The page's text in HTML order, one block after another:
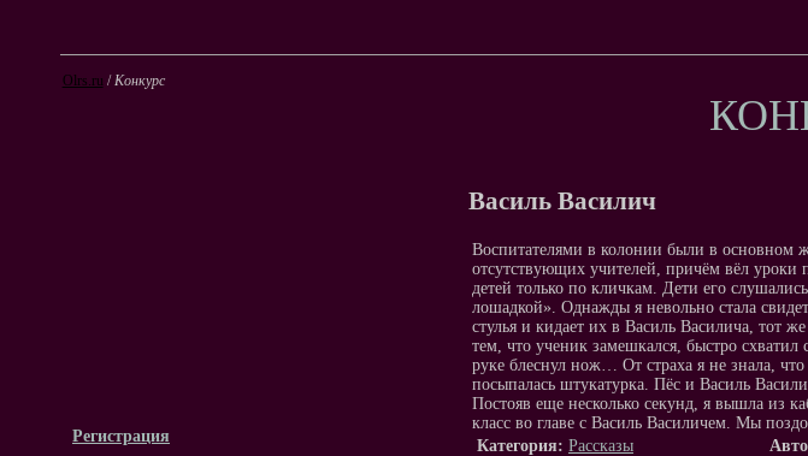
Olrs.ru /Конкурс
Регистрация
Василь Василич
Воспитателями в колонии были в основном
отсутствующих учителей, причём вёл уроки
детей только по кличкам. Дети его
лошадкой». Однажды я невольно стала
стулья и кидает их в Василь Василича, тот
тем, что ученик замешкался, быстро
руке блеснул нож… От страха я не знала, что
посыпалась штукатурка. Пёс и Василь
Постояв еще несколько секунд, я вышла из
класс во главе с Василь Василичем. Мы
Категория: Рассказы